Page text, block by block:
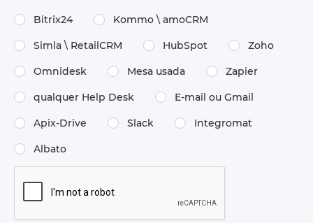
Bitrix24 Kommo \ amoCRM
Simla \ RetailCRM HubSpot Zoho
Omnidesk Mesa usada Zapier
qualquer Help Desk E-mail ou Gmail
Apix-Drive Slack Integromat
Albato